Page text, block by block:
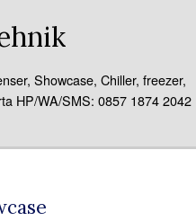
Showcase, Chiller, freezer,
HP/WA/SMS: 0857 1874 2042